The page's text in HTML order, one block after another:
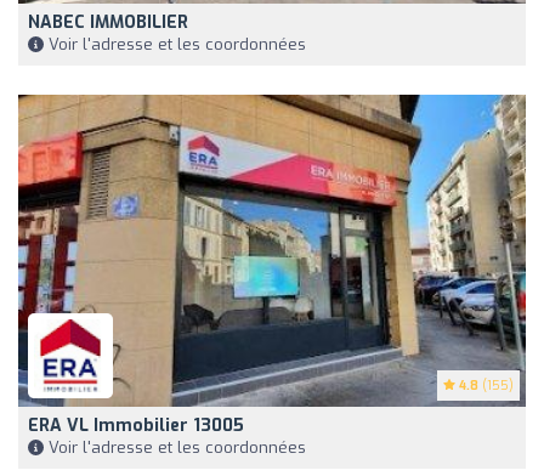
NABEC IMMOBILIER
Voir l'adresse et les coordonnées
4.8 (155)
ERA VL Immobilier 13005
Voir l'adresse et les coordonnées